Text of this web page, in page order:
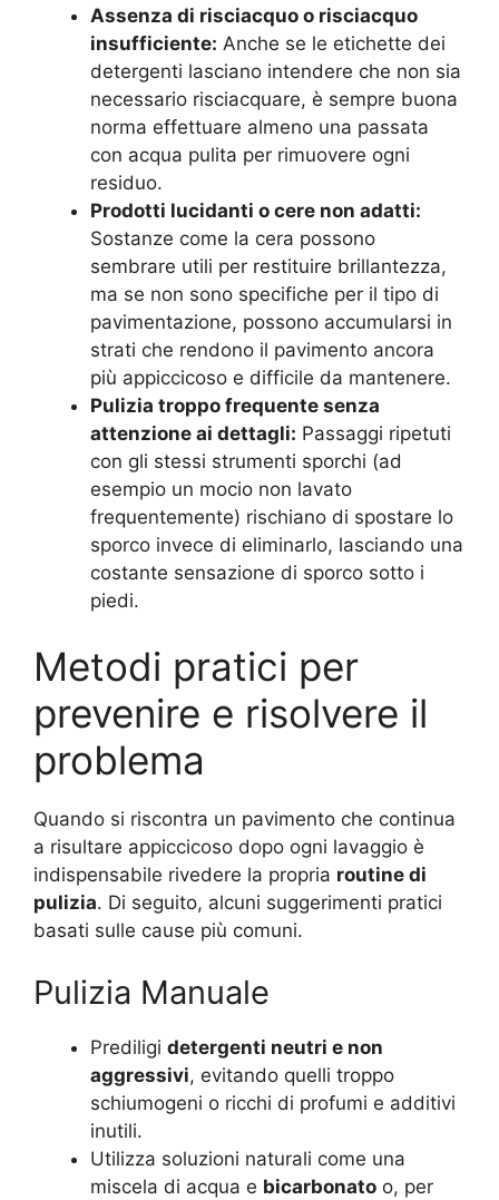
Assenza di risciacquo o risciacquo
insufficiente: Anche se le etichette dei
detergenti lasciano intendere che non sia
necessario risciacquare, è sempre buona
norma effettuare almeno una passata
con acqua pulita per rimuovere ogni
residuo.
Prodotti lucidanti o cere non adatti:
Sostanze come la cera possono
sembrare utili per restituire brillantezza,
ma se non sono specifiche per il tipo di
pavimentazione, possono accumularsi in
strati che rendono il pavimento ancora
più appiccicoso e difficile da mantenere.
Pulizia troppo frequente senza
attenzione ai dettagli: Passaggi ripetuti
con gli stessi strumenti sporchi (ad
esempio un mocio non lavato
frequentemente) rischiano di spostare lo
sporco invece di eliminarlo, lasciando una
costante sensazione di sporco sotto i
piedi.
Metodi pratici per
prevenire e risolvere il
problema
Quando si riscontra un pavimento che continua
a risultare appiccicoso dopo ogni lavaggio è
indispensabile rivedere la propria routine di
pulizia. Di seguito, alcuni suggerimenti pratici
basati sulle cause più comuni.
Pulizia Manuale
Prediligi detergenti neutri e non
aggressivi, evitando quelli troppo
schiumogeni o ricchi di profumi e additivi
inutili.
Utilizza soluzioni naturali come una
miscela di acqua e bicarbonato o, per